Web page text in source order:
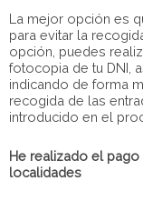
La mejor opción es
para evitar la
opción, puedes
fotocopia de tu DNI,
indicando de forma
recogida de las
introducido en el
He realizado el
localidades